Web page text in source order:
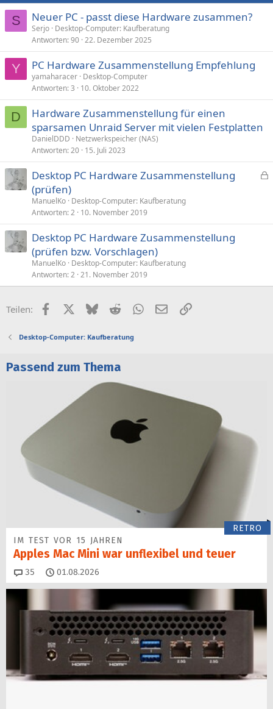
S Neuer PC - passt diese Hardware zusammen?
Serjo Desktop-Computer: Kaufberatung
Antworten 90 22. Dezember 2025
Y PC Hardware Zusammenstellung Empfehlung
yamaharacer Desktop-Computer
Antworten 3 10. Oktober 2022
D
Hardware Zusammenstellung für einen
sparsamen Unraid Server mit vielen Festplatten
DanielDDD
Netzwerkspeicher (NAS)
Antworten 20 15. Juli 2023
e
Desktop PC Hardware Zusammenstellung
(prüfen)
ManuelKo Desktop-Computer: Kaufberatung
Antworten 2 10. November 2019
Desktop PC Hardware Zusammenstellung
(prüfen bzw. Vorschlagen)
ManuelKo Desktop-Computer: Kaufberatung
Antworten 2 21. November 2019
Teilen: FacebookX (Twitter)
BlueskyRedditWhatsApp
E-MailLink
Desktop-Computer: Kaufberatung
Passend zum Thema
RETRO
IM TEST VOR 15 JAHREN
Apples Mac Mini war unflexibel und teuer
35 Kommentare
01.08.2026